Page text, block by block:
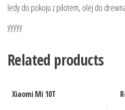
ledy do pokoju z pilotem, olej do
yyyyy
Related products
Xiaomi Mi 10T